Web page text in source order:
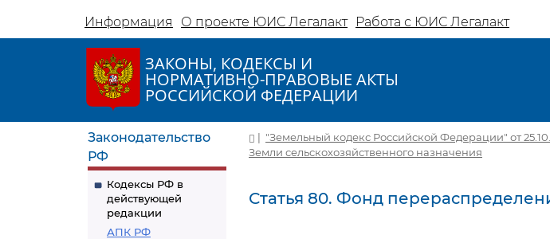
Информация О проекте ЮИС Легалакт Работа с ЮИС Легалакт
ЗАКОНЫ, КОДЕКСЫ И
НОРМАТИВНО-ПРАВОВЫЕ АКТЫ
РОССИЙСКОЙ ФЕДЕРАЦИИ
Законодательство
РФ
Кодексы РФ в
действующей
редакции
АПК РФ
| "Земельный кодекс Российской Федерации" от
Земли сельскохозяйственного назначения
Статья 80. Фонд